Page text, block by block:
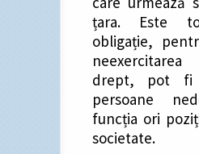
țara. Este
obligație,
drept, pot fi
persoane
funcția ori
societate.